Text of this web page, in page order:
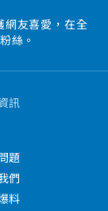
網友喜愛，在全
絲。
訊
題
們
料